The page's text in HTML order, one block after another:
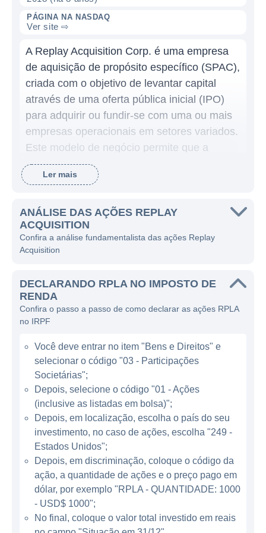
PÁGINA NA NASDAQ
Ver site ⇨
A Replay Acquisition Corp. é uma empresa
de aquisição de propósito específico (SPAC),
criada com o objetivo de levantar capital
através de uma oferta pública inicial (IPO)
para adquirir ou fundir-se com uma ou mais
empresas operacionais em setores variados.
Este modelo de negócio permite que a
Replay Acquisition busque oportunidades de
investimento em diferentes indústrias,
das empresas que considere adequadas
para crescimento e desenvolvimento.
As SPACs, como a Replay Acquisition,
que buscam se tornar públicas sem passar
pelo processo tradicional de IPO. A empresa
atua reunindo investidores e levando
capitais, oferecendo um caminho mais rápido
e eficiente para a listagem pública
comparado aos métodos convencionais.
Essa abordagem pode oferecer vantagens
tanto para os investidores, que têm a chance
de participar de novos negócios, quanto para
as empresas-alvo, que podem acessar
capital de maneira mais direta.
ATUAÇÃO DA REPLAY ACQUISITION
A Replay Acquisition foca em identificar e
Ler mais
ANÁLISE DAS AÇÕES REPLAY
ACQUISITION
Confira a análise fundamentalista das ações Replay
Acquisition
DECLARANDO RPLA NO IMPOSTO DE
RENDA
Confira o passo a passo de como declarar as ações RPLA
no IRPF
Você deve entrar no item "Bens e Direitos" e
selecionar o código "03 - Participações
Societárias";
Depois, selecione o código "01 - Ações
(inclusive as listadas em bolsa)";
Depois, em localização, escolha o país do seu
investimento, no caso de ações, escolha "249 -
Estados Unidos";
Depois, em discriminação, coloque o código da
ação, a quantidade de ações e o preço pago em
dólar, por exemplo "RPLA - QUANTIDADE: 1000
- USD$ 1000";
No final, coloque o valor total investido em reais